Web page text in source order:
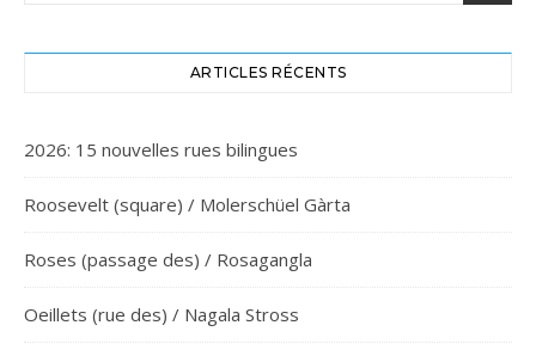
ARTICLES RÉCENTS
2026: 15 nouvelles rues bilingues
Roosevelt (square) / Molerschüel Gàrta
Roses (passage des) / Rosagangla
Oeillets (rue des) / Nagala Stross